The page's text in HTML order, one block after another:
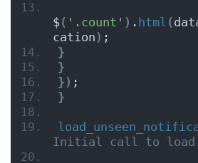
$( '.count' ) . html (
cation ) ;
}
}
}) ;
}
Initial call to load